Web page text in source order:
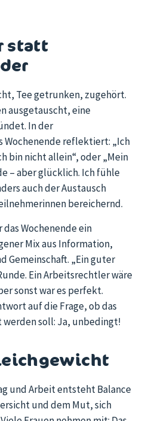
statt
Tee getrunken, zugehört.
ausgetauscht, eine
In der
Wochenende reflektiert: „Ich
bin nicht allein“, oder „Mein
– aber glücklich. Ich fühle
auch der Austausch
bereichernd.
Wochenende ein
Mix aus Information,
Gemeinschaft. „Ein guter
Ein Arbeitsrechtler wäre
sonst war es perfekt.
auf die Frage, ob das
soll: Ja, unbedingt!
und Arbeit entsteht Balance
und dem Mut, sich